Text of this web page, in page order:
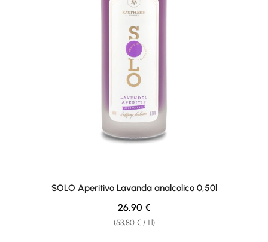
SOLO Aperitivo Lavanda analcolico 0,50l
(53,80 € / 1 l)
Regular price:
26,90 €